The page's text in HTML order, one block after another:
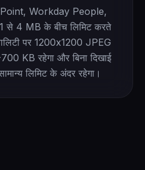
Workday People,
से 4 MB के बीच लिमिट करते
पर 1200x1200 JPEG
KB रहेगा और बिना दिखाई
लिमिट के अंदर रहेगा।